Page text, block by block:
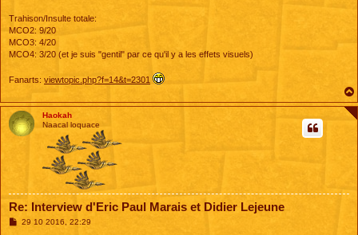
Trahison/Insulte totale:
MCO2: 9/20
MCO3: 4/20
MCO4: 3/20 (et je suis "gentil" par ce qu'il y a les effets visuels)
Fanarts: viewtopic.php?f=14&t=2301
Haokah
Naacal loquace
Re: Interview d'Eric Paul Marais et Didier Lejeune
M29 10 2016, 22:29